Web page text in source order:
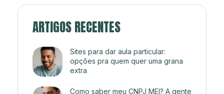
ARTIGOS RECENTES
Sites para dar aula particular:
opções pra quem quer uma grana
extra
Como saber meu CNPJ MEI? A gente